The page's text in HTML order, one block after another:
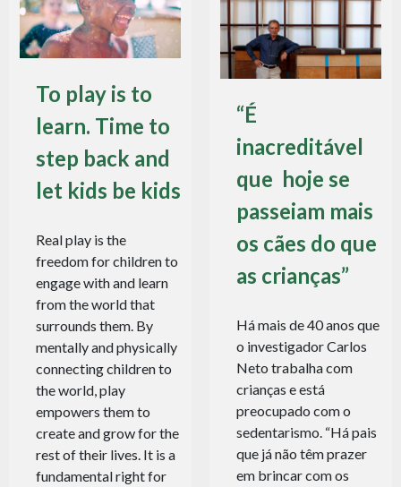
To play is to
learn. Time to
step back and
let kids be kids
Real play is the
freedom for children to
engage with and learn
from the world that
surrounds them. By
mentally and physically
connecting children to
the world, play
empowers them to
create and grow for the
rest of their lives. It is a
fundamental right for
“É
inacreditável
que hoje se
passeiam mais
os cães do que
as crianças”
Há mais de 40 anos que
o investigador Carlos
Neto trabalha com
crianças e está
preocupado com o
sedentarismo. “Há pais
que já não têm prazer
em brincar com os